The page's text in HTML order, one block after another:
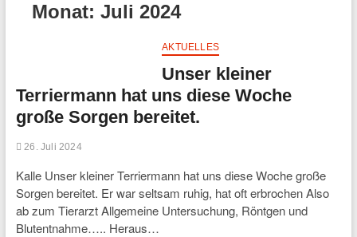
Monat: Juli 2024
AKTUELLES
Unser kleiner
Terriermann hat uns diese Woche
große Sorgen bereitet.
26. Juli 2024
Kalle Unser kleiner Terriermann hat uns diese Woche große
Sorgen bereitet. Er war seltsam ruhig, hat oft erbrochen Also
ab zum Tierarzt Allgemeine Untersuchung, Röntgen und
Blutentnahme….. Heraus…